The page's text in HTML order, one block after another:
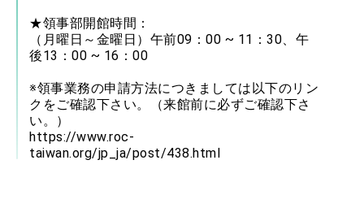
★領事部開館時間：
（月曜日～金曜日）午前09：00 ~ 11：30、午
後13：00 ~ 16：00
※領事業務の申請方法につきましては以下のリン
クをご確認下さい。（来館前に必ずご確認下さ
い。）
https://www.roc-
taiwan.org/jp_ja/post/438.html